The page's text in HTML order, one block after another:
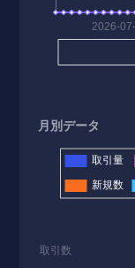
月別データ